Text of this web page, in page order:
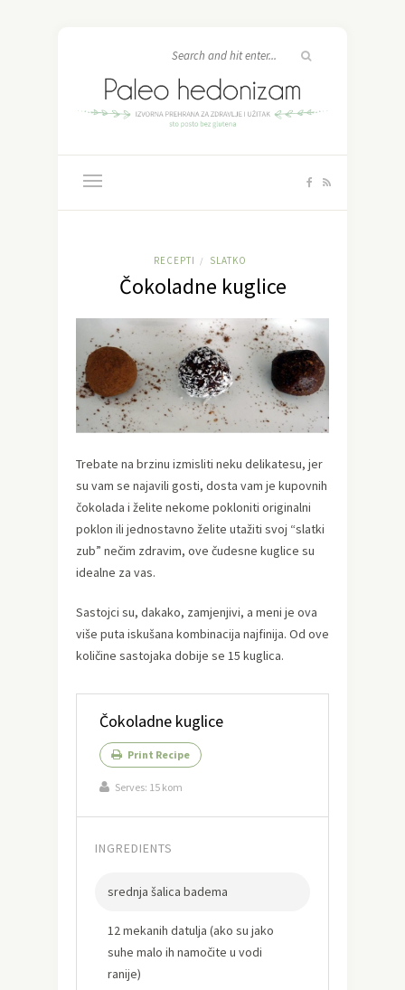
RECEPTI / SLATKO
Čokoladne kuglice
Trebate na brzinu izmisliti neku delikatesu, jer
su vam se najavili gosti, dosta vam je kupovnih
čokolada i želite nekome pokloniti originalni
poklon ili jednostavno želite utažiti svoj “slatki
zub” nečim zdravim, ove čudesne kuglice su
idealne za vas.
Sastojci su, dakako, zamjenjivi, a meni je ova
više puta iskušana kombinacija najfinija. Od ove
količine sastojaka dobije se 15 kuglica.
Čokoladne kuglice
Print Recipe
Serves: 15 kom
INGREDIENTS
srednja šalica badema
12 mekanih datulja (ako su jako
suhe malo ih namočite u vodi
ranije)